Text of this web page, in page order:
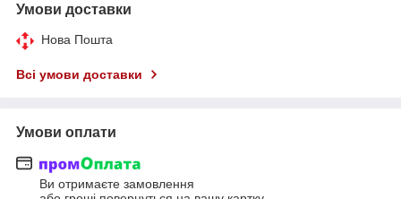
Умови доставки
Нова Пошта
Всі умови доставки
Умови оплати
Ви отримаєте замовлення